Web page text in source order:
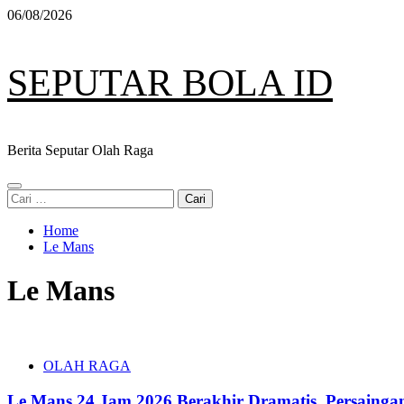
Skip
06/08/2026
SEPUTAR BOLA ID
Berita Seputar Olah Raga
Primary
Menu
Cari
untuk:
Home
Le Mans
Le Mans
OLAH RAGA